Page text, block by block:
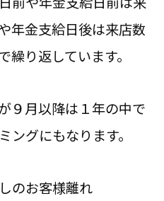
年金支給日後は来店数
り返しています。
９月以降は１年の中で
ングにもなります。
のお客様離れ